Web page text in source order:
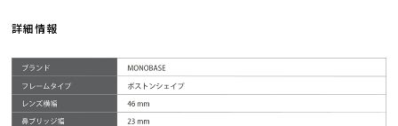
詳細情報